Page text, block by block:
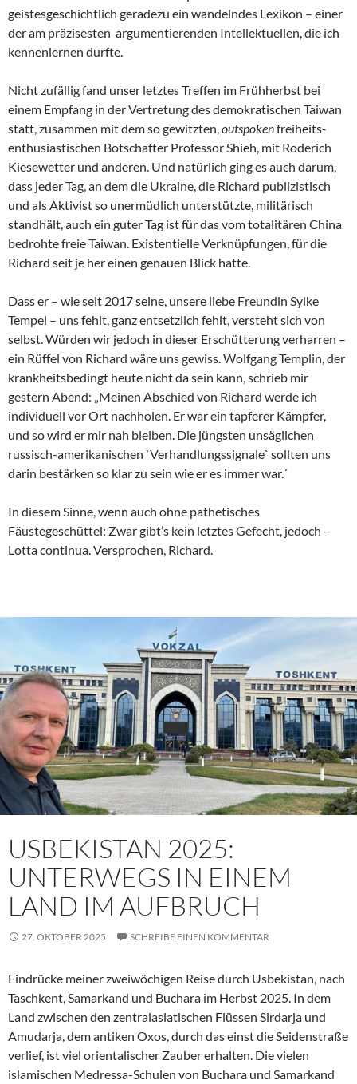
geistesgeschichtlich geradezu ein wandelndes Lexikon – einer
der am präzisesten argumentierenden Intellektuellen, die ich
kennenlernen durfte.
Nicht zufällig fand unser letztes Treffen im Frühherbst bei
einem Empfang in der Vertretung des demokratischen Taiwan
statt, zusammen mit dem so gewitzten,outspokenfreiheits-
enthusiastischen Botschafter Professor Shieh, mit Roderich
Kiesewetter und anderen. Und natürlich ging es auch darum,
dass jeder Tag, an dem die Ukraine, die Richard publizistisch
und als Aktivist so unermüdlich unterstützte, militärisch
standhält, auch ein guter Tag ist für das vom totalitären China
bedrohte freie Taiwan. Existentielle Verknüpfungen, für die
Richard seit je her einen genauen Blick hatte.
Dass er – wie seit 2017 seine, unsere liebe Freundin Sylke
Tempel – uns fehlt, ganz entsetzlich fehlt, versteht sich von
selbst. Würden wir jedoch in dieser Erschütterung verharren –
ein Rüffel von Richard wäre uns gewiss. Wolfgang Templin, der
krankheitsbedingt heute nicht da sein kann, schrieb mir
gestern Abend: „Meinen Abschied von Richard werde ich
individuell vor Ort nachholen. Er war ein tapferer Kämpfer,
und so wird er mir nah bleiben. Die jüngsten unsäglichen
russisch-amerikanischen `Verhandlungssignale` sollten uns
darin bestärken so klar zu sein wie er es immer war.´
In diesem Sinne, wenn auch ohne pathetisches
Fäustegeschüttel: Zwar gibt’s kein letztes Gefecht, jedoch –
Lotta continua. Versprochen, Richard.
USBEKISTAN 2025:
UNTERWEGS IN EINEM
LAND IM AUFBRUCH
27. OKTOBER 2025 SCHREIBE EINEN KOMMENTAR
Eindrücke meiner zweiwöchigen Reise durch Usbekistan, nach
Taschkent, Samarkand und Buchara im Herbst 2025. In dem
Land zwischen den zentralasiatischen Flüssen Sirdarja und
Amudarja, dem antiken Oxos, durch das einst die Seidenstraße
verlief, ist viel orientalischer Zauber erhalten. Die vielen
islamischen Medressa-Schulen von Buchara und Samarkand